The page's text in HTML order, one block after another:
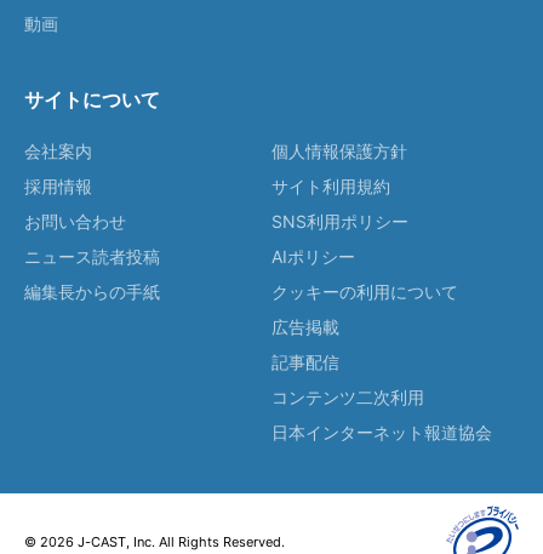
動画
サイトについて
会社案内
採用情報
お問い合わせ
ニュース読者投稿
編集長からの手紙
個人情報保護方針
サイト利用規約
SNS利用ポリシー
AIポリシー
クッキーの利用について
広告掲載
記事配信
コンテンツ二次利用
日本インターネット報道協会
© 2026 J-CAST, Inc. All Rights Reserved.